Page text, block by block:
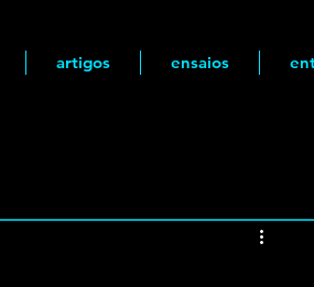
artigos ensaios